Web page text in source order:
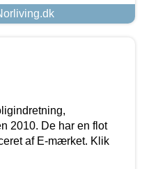
2010. De har en flot
af E-mærket. Klik